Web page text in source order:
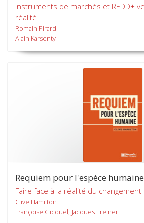
Instruments de marchés et REDD+
réalité
Romain Pirard
Alain Karsenty
Requiem pour l'espèce humaine
Faire face à la réalité du changement
Clive Hamilton
Françoise Gicquel, Jacques Treiner